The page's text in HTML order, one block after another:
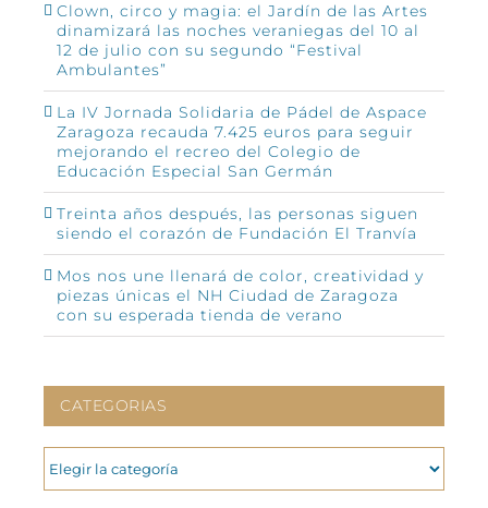
Clown, circo y magia: el Jardín de las Artes
dinamizará las noches veraniegas del 10 al
12 de julio con su segundo “Festival
Ambulantes”
La IV Jornada Solidaria de Pádel de Aspace
Zaragoza recauda 7.425 euros para seguir
mejorando el recreo del Colegio de
Educación Especial San Germán
Treinta años después, las personas siguen
siendo el corazón de Fundación El Tranvía
Mos nos une llenará de color, creatividad y
piezas únicas el NH Ciudad de Zaragoza
con su esperada tienda de verano
CATEGORIAS
CATEGORIAS